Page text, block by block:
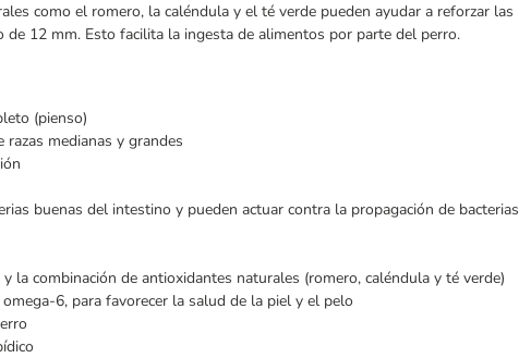
como el romero, la caléndula y el té verde pueden ayudar a reforzar las
12 mm. Esto facilita la ingesta de alimentos por parte del perro.
(pienso)
medianas y grandes
buenas del intestino y pueden actuar contra la propagación de bacterias
y la combinación de antioxidantes naturales (romero, caléndula y té verde)
6, para favorecer la salud de la piel y el pelo